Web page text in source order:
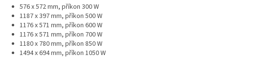
576 x 572 mm, příkon 300 W
1187 x 397 mm, příkon 500 W
1176 x 571 mm, příkon 600 W
1176 x 571 mm, příkon 700 W
1180 x 780 mm, příkon 850 W
1494 x 694 mm, příkon 1050 W